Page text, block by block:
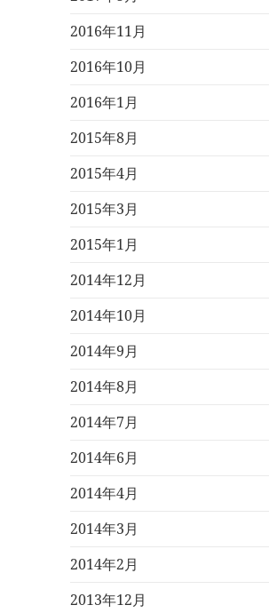
2016年11月
2016年10月
2016年1月
2015年8月
2015年4月
2015年3月
2015年1月
2014年12月
2014年10月
2014年9月
2014年8月
2014年7月
2014年6月
2014年4月
2014年3月
2014年2月
2013年12月